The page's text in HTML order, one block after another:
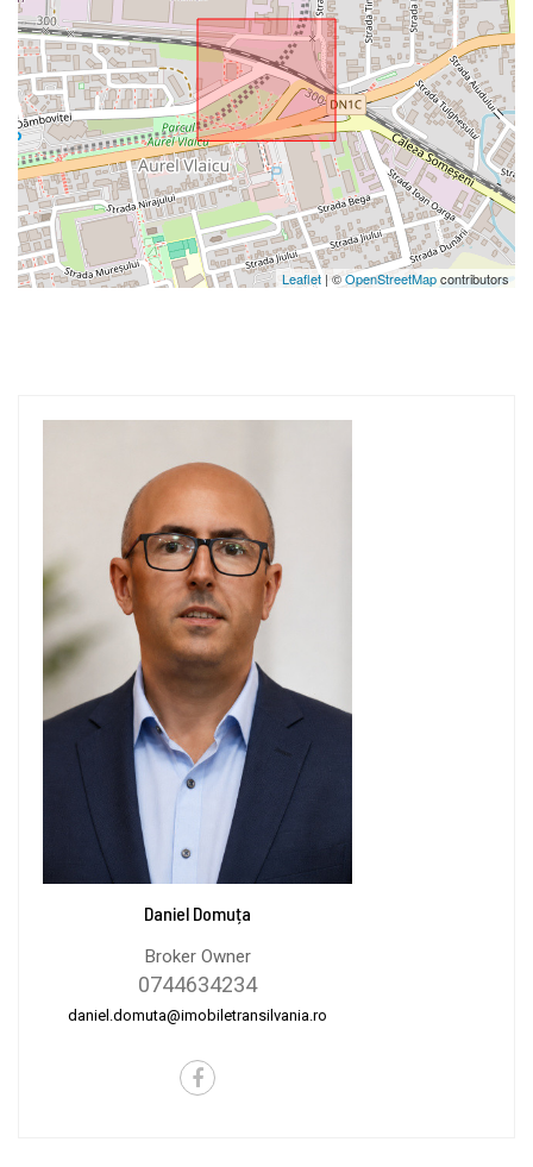
Leaflet| ©OpenStreetMapcontributors
Daniel Domuța
Broker Owner
0744634234
daniel.domuta@imobiletransilvania.ro